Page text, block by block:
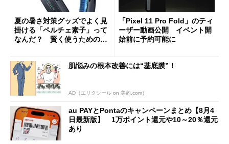
夏の暑さ対策グッズでよく見
掛ける「ペルチェ素子」って
なんだ？ 賢く使うための注
「Pixel 11 Pro Fold」のティ
ーザー動画公開 イベント開
始前に予約可能に
肌悩みの根本改善には“基底膜”！
AD（エリクシール on 美的.com）
au PAYとPontaのキャンペーンまとめ【8月4
日最新版】 1万ポイント還元や10～20％還元
あり